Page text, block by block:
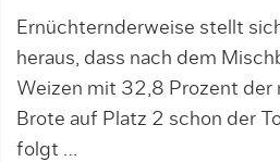
Ernüchternderweise stellt
heraus, dass nach dem
Weizen mit 32,8 Prozent der
Brote auf Platz 2 schon der
folgt …